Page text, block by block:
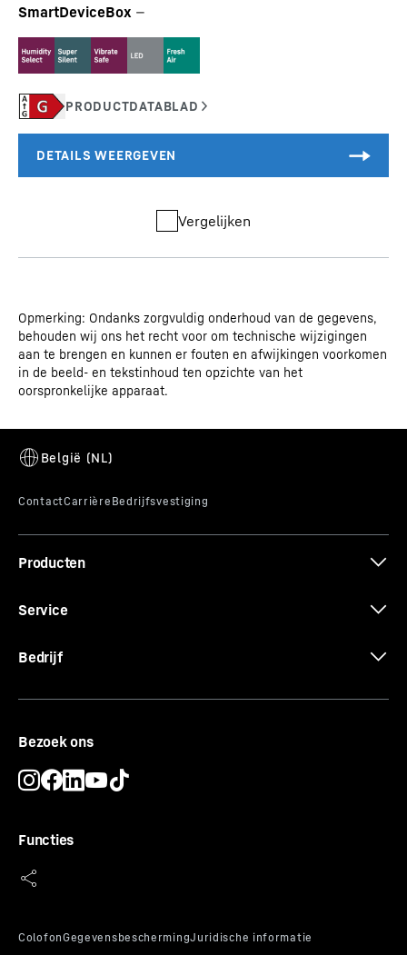
SmartDeviceBox —
Vergelijken
Opmerking: Ondanks zorgvuldig onderhoud van de gegevens,
behouden wij ons het recht voor om technische wijzigingen
aan te brengen en kunnen er fouten en afwijkingen voorkomen
in de beeld- en tekstinhoud ten opzichte van het
oorspronkelijke apparaat.
Producten
Service
Bedrijf
Bezoek ons
Functies